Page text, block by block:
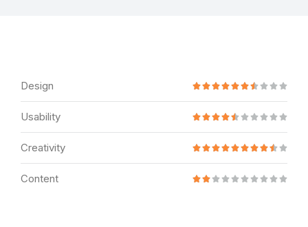
Design 
Usability 
Creativity 
Content 